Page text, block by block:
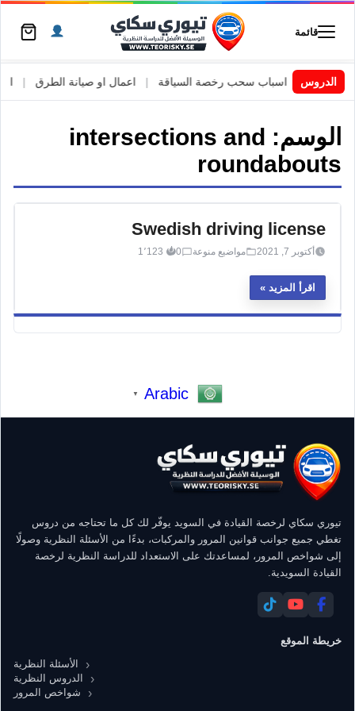
قائمة
الدروسالسويد | اسباب سحب رخصة السياقة اعمال او صيانة الطرق
الوسم: intersections and
roundabouts
Swedish driving license
أكتوبر 7, 2021 مواضيع منوعة 0 1٬123
اقرأ المزيد
Arabic
▼
تيوري سكاي لرخصة القيادة في السويد يوفّر لك كل ما تحتاجه من دروس
تغطي جميع جوانب قوانين المرور والمركبات، بدءًا من الأسئلة النظرية وصولًا
إلى شواخص المرور، لمساعدتك على الاستعداد للدراسة النظرية لرخصة
القيادة السويدية.
خريطة الموقع
الأسئلة النظرية
الدروس النظرية
شواخص المرور